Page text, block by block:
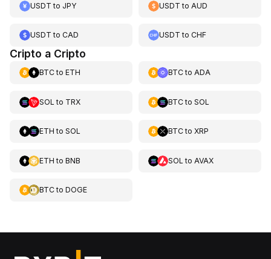
USDT to JPY USDT to AUD
USDT to CAD USDT toCHF
Cripto a Cripto
BTCto ETH BTCto ADA
SOL to TRX BTCto SOL
ETH to SOL BTCto XRP
ETH to BNB SOL to AVAX
BTCto DOGE